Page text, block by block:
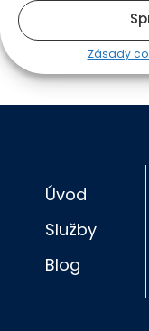
Zásady
Úvod
Služby
Blog